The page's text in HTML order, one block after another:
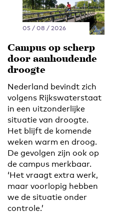
05 / 08 / 2026
Campus op scherp
door aanhoudende
droogte
Nederland bevindt zich
volgens Rijkswaterstaat
in een uitzonderlijke
situatie van droogte.
Het blijft de komende
weken warm en droog.
De gevolgen zijn ook op
de campus merkbaar.
‘Het vraagt extra werk,
maar voorlopig hebben
we de situatie onder
controle.’